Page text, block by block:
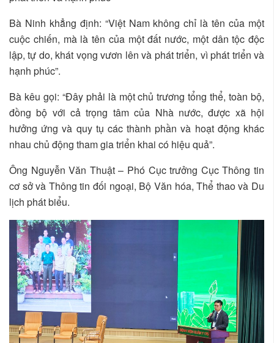
Bà Ninh khẳng định: “Việt Nam không chỉ là tên của một
cuộc chiến, mà là tên của một đất nước, một dân tộc độc
lập, tự do, khát vọng vươn lên và phát triển, vì phát triển và
hạnh phúc”.
Bà kêu gọi: “Đây phải là một chủ trương tổng thể, toàn bộ,
đồng bộ với cả trọng tâm của Nhà nước, được xã hội
hưởng ứng và quy tụ các thành phần và hoạt động khác
nhau chủ động tham gia triển khai có hiệu quả”.
Ông Nguyễn Văn Thuật – Phó Cục trưởng Cục Thông tin
cơ sở và Thông tin đối ngoại, Bộ Văn hóa, Thể thao và Du
lịch phát biểu.